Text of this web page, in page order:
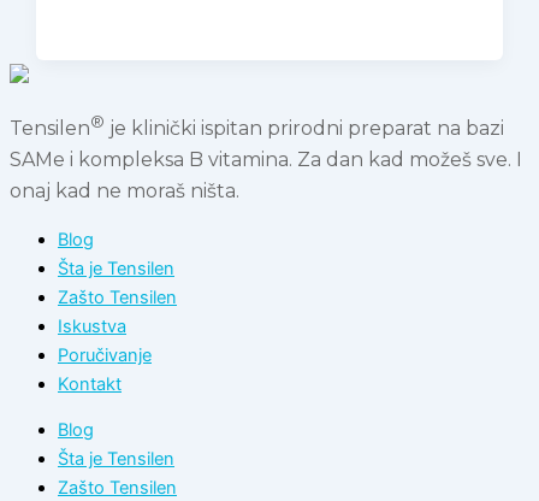
Tensilen® je klinički ispitan prirodni preparat na bazi
SAMe i kompleksa B vitamina. Za dan kad možeš sve. I
onaj kad ne moraš ništa.
Blog
Šta je Tensilen
Zašto Tensilen
Iskustva
Poručivanje
Kontakt
Blog
Šta je Tensilen
Zašto Tensilen